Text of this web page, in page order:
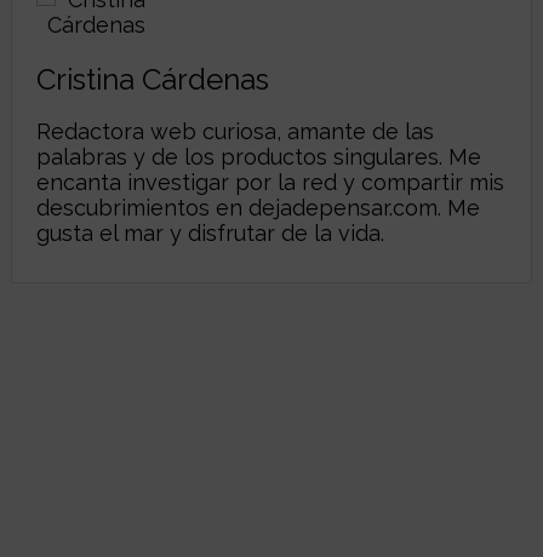
Cristina Cárdenas
Redactora web curiosa, amante de las
palabras y de los productos singulares. Me
encanta investigar por la red y compartir mis
descubrimientos en dejadepensar.com. Me
gusta el mar y disfrutar de la vida.